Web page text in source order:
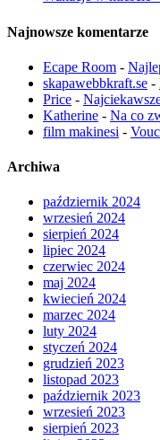
Najnowsze komentarze
Ecape Room -
skapawebbkraft.se -
Price -
Katherine - Na co
film makinesi -
Archiwa
październik 2024
wrzesień 2024
sierpień 2024
lipiec 2024
czerwiec 2024
maj 2024
kwiecień 2024
marzec 2024
luty 2024
styczeń 2024
grudzień 2023
listopad 2023
październik 2023
wrzesień 2023
sierpień 2023